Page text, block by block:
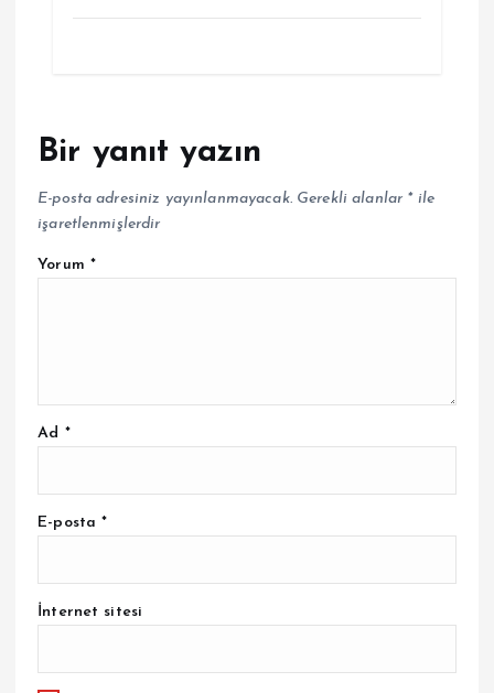
Bir yanıt yazın
E-posta adresiniz yayınlanmayacak. Gerekli alanlar *ile
işaretlenmişlerdir
Yorum *
Ad *
E-posta*
İnternet sitesi